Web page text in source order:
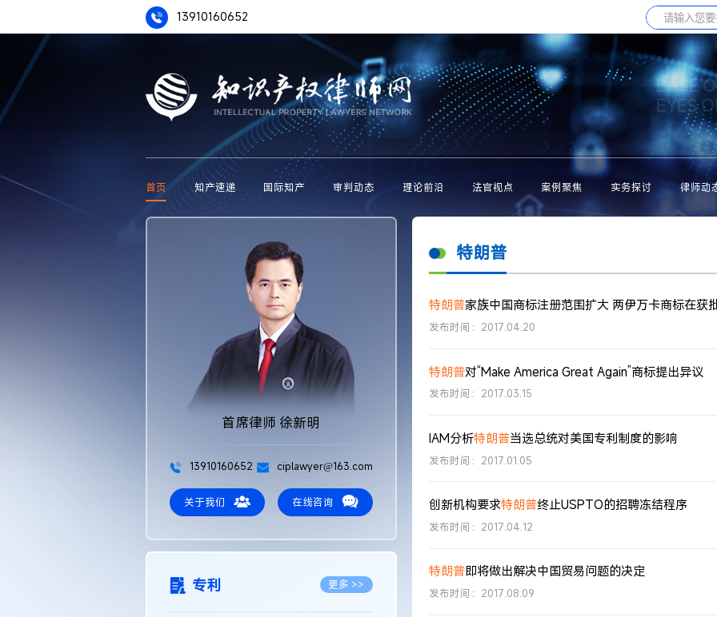
13910160652
BASE
EYES
首页 知产速递 国际知产 审判动态 理论前沿 法官视点 案例聚焦 实务探讨 律师动
首席律师 徐新明
13910160652 ciplawyer@163.com
关于我们 在线咨询
专利 更多 >>
特朗普
特朗普家族中国商标注册范围扩大 两伊万卡商标在获
发布时间：2017.04.20
特朗普对“Make America Great Again”商标提出异议
发布时间：2017.03.15
IAM分析特朗普当选总统对美国专利制度的影响
发布时间：2017.01.05
创新机构要求特朗普终止USPTO的招聘冻结程序
发布时间：2017.04.12
特朗普即将做出解决中国贸易问题的决定
发布时间：2017.08.09